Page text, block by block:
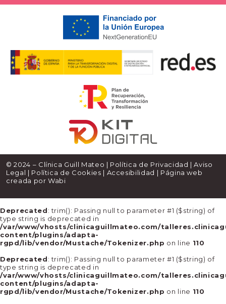
© 2024 – Clínica Guill Mateo | Política de Privacidad |Aviso
Legal | Política de Cookies | Accesibilidad | Página web
creada porWabi
Deprecated: trim(): Passing null to parameter #1 ($string) of
type string is deprecated in
/var/www/vhosts/clinicaguillmateo.com/
content/plugins/adapta-
rgpd/lib/vendor/Mustache/Tokenizer.php on line 110
Deprecated: trim(): Passing null to parameter #1 ($string) of
type string is deprecated in
/var/www/vhosts/clinicaguillmateo.com/
content/plugins/adapta-
rgpd/lib/vendor/Mustache/Tokenizer.php on line 110